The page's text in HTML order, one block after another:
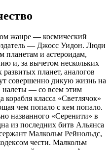
жанре — космический
— Джосс Уидон. Люди
планетам и астероидам,
и, за вычетом нескольких
планет, аналогов
совершенно дикую жизнь на
налеты — со всем этим
корабля класса «Светлячок»
чем попало с кем попало.
названного «Серенити» в
из последних битв Альянса
Малкольм Рейнольдс,
чести. Малкольм